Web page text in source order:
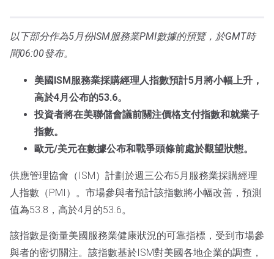
以下部分作為5月份ISM服務業PMI數據的預覽，於GMT時
間06:00發布。
美國ISM服務業採購經理人指數預計5月將小幅上升，
高於4月公布的53.6。
投資者將在美聯儲會議前關注價格支付指數和就業子
指數。
歐元/美元在數據公布和戰爭頭條前處於觀望狀態。
供應管理協會（ISM）計劃於週三公布5月服務業採購經理
人指數（PMI）。市場參與者預計該指數將小幅改善，預測
值為53.8，高於4月的53.6。
該指數是衡量美國服務業健康狀況的可靠指標，受到市場參
與者的密切關注。該指數基於ISM對美國各地企業的調查，